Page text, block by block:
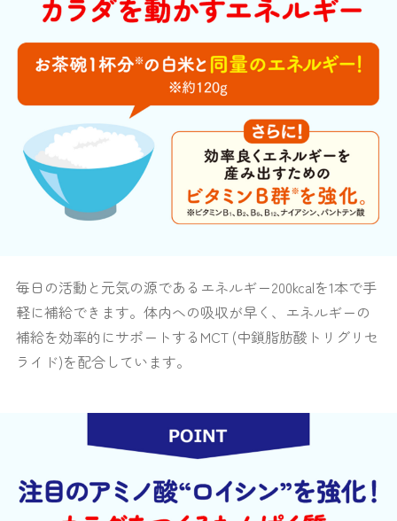
毎日の活動と元気の源であるエネルギー200kcalを1本で手
軽に補給できます。体内への吸収が早く、エネルギーの
補給を効率的にサポートするMCT (中鎖脂肪酸トリグリセ
ライド)を配合しています。